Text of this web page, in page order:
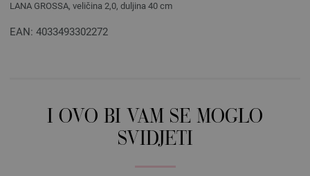
LANA GROSSA, veličina 2,0, duljina 40 cm
EAN: 4033493302272
I OVO BI VAM SE MOGLO
SVIDJETI